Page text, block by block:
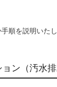
順を説明いたし
ン（汚水